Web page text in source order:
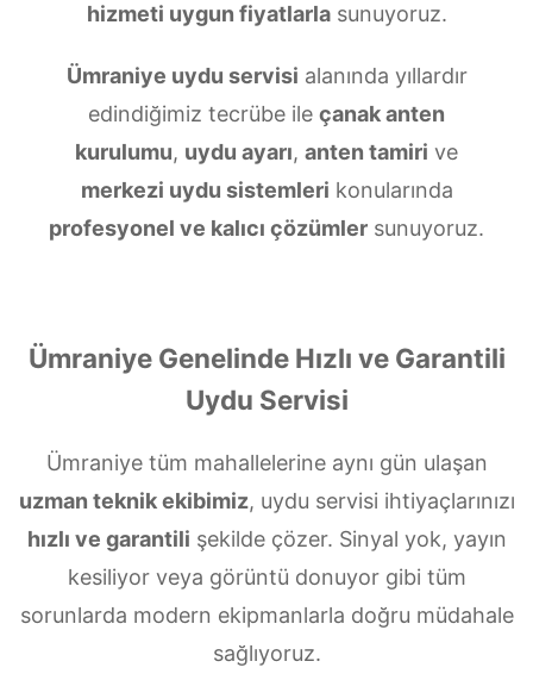
hizmeti uygun fiyatlarlasunuyoruz.
Ümraniye uydu servisi alanında yıllardır
edindiğimiz tecrübe ile çanak anten
kurulumu, uydu ayarı, anten tamiri ve
merkezi uydu sistemleri konularında
profesyonel ve kalıcı çözümler sunuyoruz.
Ümraniye Genelinde Hızlı ve Garantili
Uydu Servisi
Ümraniye tüm mahallelerine aynı gün ulaşan
uzman teknik ekibimiz, uydu servisi ihtiyaçlarınızı
hızlı ve garantili şekilde çözer. Sinyal yok, yayın
kesiliyor veya görüntü donuyor gibi tüm
sorunlarda modern ekipmanlarla doğru müdahale
sağlıyoruz.